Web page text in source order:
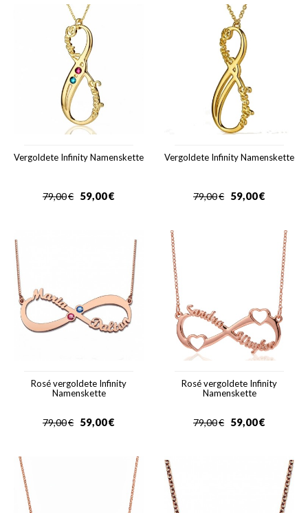
Vergoldete Infinity Namenskette
€
79,00 €
59,00
Vergoldete Infinity Namenskette
€
79,00 €
59,00
Rosé vergoldete Infinity
Namenskette
€
79,00 €
59,00
Rosé vergoldete Infinity
Namenskette
€
79,00 €
59,00